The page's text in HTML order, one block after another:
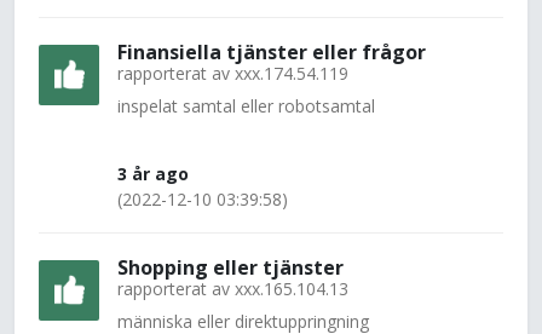
Finansiella tjänster eller frågor
rapporterat av xxx.174.54.119
inspelat samtal eller robotsamtal
3 år ago
(2022-12-10 03:39:58)
Shopping eller tjänster
rapporterat av xxx.165.104.13
människa eller direktuppringning